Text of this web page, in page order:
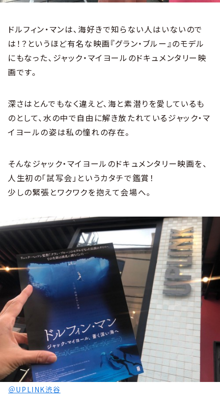
ドルフィン・マンは、海好きで知らない人はいないので
は！？というほど有名な映画『グラン・ブルー』のモデル
にもなった、ジャック・マイヨールのドキュメンタリー映
画です。
深さはとんでもなく違えど、海と素潜りを愛しているも
のとして、水の中で自由に解き放たれているジャック・マ
イヨールの姿は私の憧れの存在。
そんなジャック・マイヨールのドキュメンタリー映画を、
人生初の「試写会」というカタチで鑑賞！
少しの緊張とワクワクを抱えて会場へ。
＠UPLINK渋谷